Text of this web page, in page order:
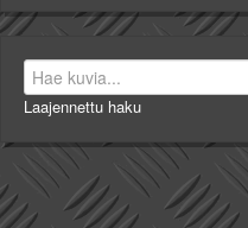
Laajennettu haku